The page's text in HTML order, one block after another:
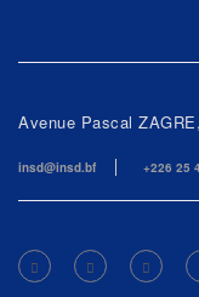
Avenue Pascal
insd@insd.bf +226 25